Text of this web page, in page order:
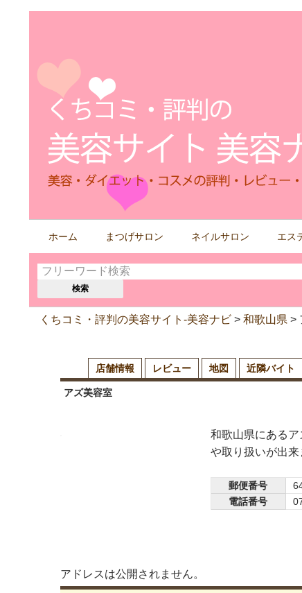
す
る
ホーム まつげサロン ネイルサロン エス
くちコミ・評判の美容サイト-美容ナビ > 和歌山県 >
店舗情報 レビュー 地図 近隣バイト
アズ美容室
和歌山県にある
や取り扱いが出来
郵便番号
電話番号
アドレスは公開されません。